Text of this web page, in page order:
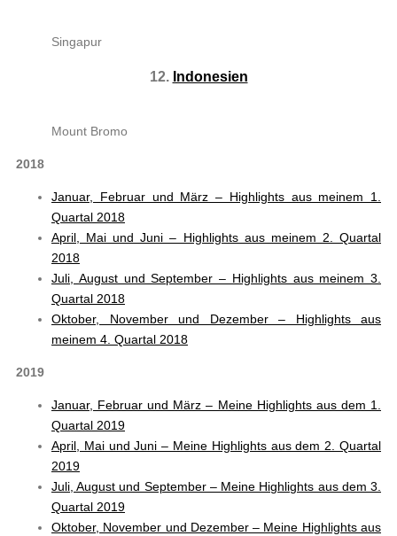
Singapur
12. Indonesien
Mount Bromo
2018
Januar, Februar und März – Highlights aus meinem 1.
Quartal 2018
April, Mai und Juni – Highlights aus meinem 2. Quartal
2018
Juli, August und September – Highlights aus meinem 3.
Quartal 2018
Oktober, November und Dezember – Highlights aus
meinem 4. Quartal 2018
2019
Januar, Februar und März – Meine Highlights aus dem 1.
Quartal 2019
April, Mai und Juni – Meine Highlights aus dem 2. Quartal
2019
Juli, August und September – Meine Highlights aus dem 3.
Quartal 2019
Oktober, November und Dezember – Meine Highlights aus